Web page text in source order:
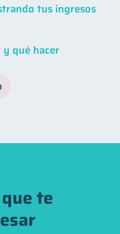
te
tus ingresos
qué hacer